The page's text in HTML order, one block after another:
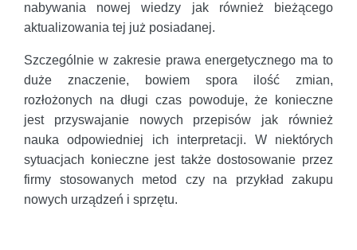
nabywania nowej wiedzy jak również bieżącego
aktualizowania tej już posiadanej.
Szczególnie w zakresie prawa energetycznego ma to
duże znaczenie, bowiem spora ilość zmian,
rozłożonych na długi czas powoduje, że konieczne
jest przyswajanie nowych przepisów jak również
nauka odpowiedniej ich interpretacji. W niektórych
sytuacjach konieczne jest także dostosowanie przez
firmy stosowanych metod czy na przykład zakupu
nowych urządzeń i sprzętu.